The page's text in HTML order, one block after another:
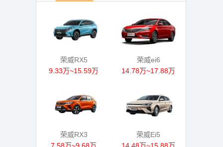
荣威RX5
9.33万~15.59万
荣威ei6
14.78万~17.88万
荣威RX3
荣威Ei5